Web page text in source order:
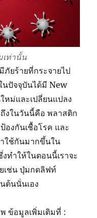
เท่านั้น
ภัยร้ายที่กระจายไป
นปัจจุบันได้มี New
ม่และเปลี่ยนแปลง
งในวันนี้คือ พลาสติก
งกันเชื้อโรค และ
ใช้กันมากขึ้นใน
ทำให้ในตอนนี้เราจะ
เช่น ปุ่มกดลิฟท์
ต้นนั่นเอง
ข้อมูลเพิ่มเติมที่ :